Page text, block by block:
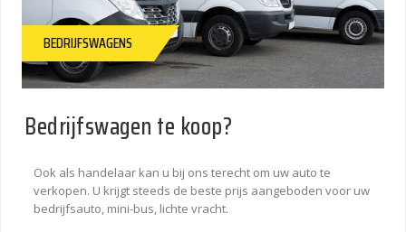
BEDRIJFSWAGENS
Bedrijfswagen te koop?
Ook als handelaar kan u bij ons terecht om uw auto te
verkopen. U krijgt steeds de beste prijs aangeboden voor uw
bedrijfsauto, mini-bus, lichte vracht.